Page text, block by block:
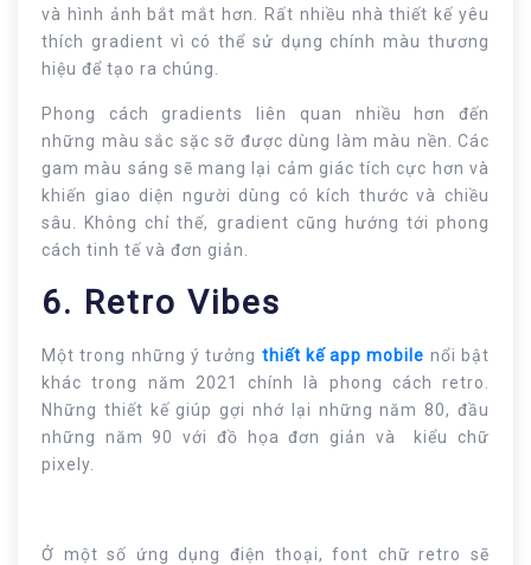
và hình ảnh bắt mắt hơn. Rất nhiều nhà thiết kế yêu
thích gradient vì có thể sử dụng chính màu thương
hiệu để tạo ra chúng.
Phong cách gradients liên quan nhiều hơn đến
những màu sắc sặc sỡ được dùng làm màu nền. Các
gam màu sáng sẽ mang lại cảm giác tích cực hơn và
khiến giao diện người dùng có kích thước và chiều
sâu. Không chỉ thế, gradient cũng hướng tới phong
cách tinh tế và đơn giản.
6. Retro Vibes
Một trong những ý tưởng thiết kế app mobile nổi bật
khác trong năm 2021 chính là phong cách retro.
Những thiết kế giúp gợi nhớ lại những năm 80, đầu
những năm 90 với đồ họa đơn giản và kiểu chữ
pixely.
Ở một số ứng dụng điện thoại, font chữ retro sẽ